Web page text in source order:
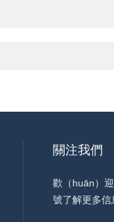
關注我們
歡（huān）
號了解更多信